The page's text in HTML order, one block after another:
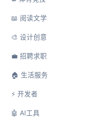
📖 阅读文学
🎨 设计创意
💼 招聘求职
🏠 生活服务
⚡ 开发者
🤖 AI工具